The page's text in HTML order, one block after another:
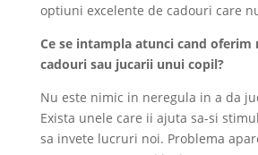
optiuni excelente de cadouri care
Ce se intampla atunci cand
cadouri sau jucarii unui copil?
Nu este nimic in neregula in a da
Exista unele care ii ajuta sa-si
sa invete lucruri noi. Problema